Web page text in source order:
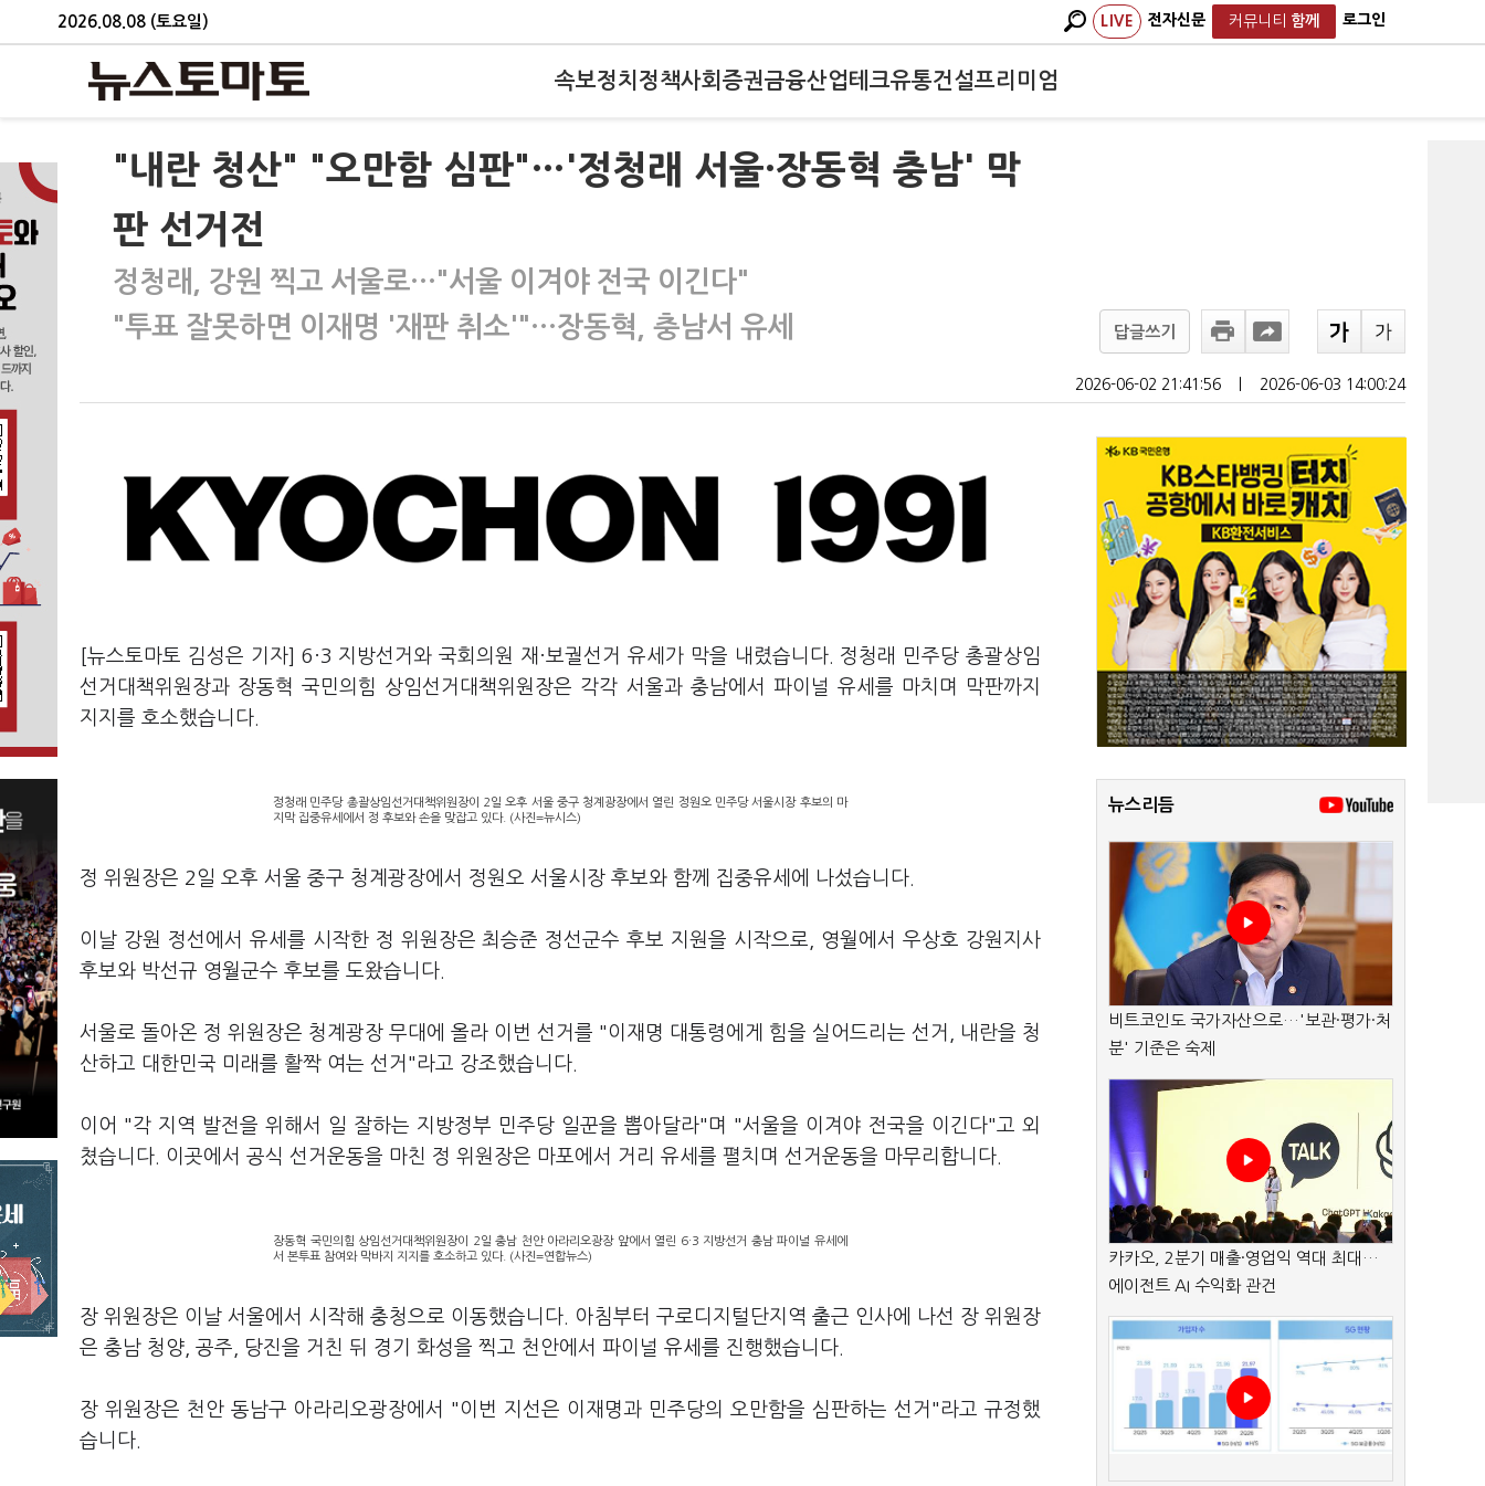
2026.08.08 (토요일) LIVE 전자신문 커뮤니티 함께 로그인
속보정치 정책사회 증권금융산업테크유통건설프리미엄
"내란 청산" "오만함 심판"…'정청래 서울·장동혁 충남' 막
판 선거전
정청래, 강원 찍고 서울로…"서울 이겨야 전국 이긴다"
"투표 잘못하면 이재명 '재판 취소'"…장동혁, 충남서 유세
답글쓰기
2026-06-02 21:41:56 2026-06-03 14:00:24
[뉴스토마토 김성은 기자] 6·3 지방선거와 국회의원 재·보궐선거 유세가 막을 내렸습니다. 정청래 민주당 총괄상임
선거대책위원장과 장동혁 국민의힘 상임선거대책위원장은 각각 서울과 충남에서 파이널 유세를 마치며 막판까지
지지를 호소했습니다.
정청래 민주당 총괄상임선거대책위원장이 2일 오후 서울 중구 청계광장에서 열린 정원오 민주당 서울시장 후보의 마
지막 집중유세에서 정 후보와 손을 맞잡고 있다. (사진=뉴시스)
정 위원장은 2일 오후 서울 중구 청계광장에서 정원오 서울시장 후보와 함께 집중유세에 나섰습니다.
이날 강원 정선에서 유세를 시작한 정 위원장은 최승준 정선군수 후보 지원을 시작으로, 영월에서 우상호 강원지사
후보와 박선규 영월군수 후보를 도왔습니다.
서울로 돌아온 정 위원장은 청계광장 무대에 올라 이번 선거를 "이재명 대통령에게 힘을 실어드리는 선거, 내란을 청
산하고 대한민국 미래를 활짝 여는 선거"라고 강조했습니다.
이어 "각 지역 발전을 위해서 일 잘하는 지방정부 민주당 일꾼을 뽑아달라"며 "서울을 이겨야 전국을 이긴다"고 외
쳤습니다. 이곳에서 공식 선거운동을 마친 정 위원장은 마포에서 거리 유세를 펼치며 선거운동을 마무리합니다.
장동혁 국민의힘 상임선거대책위원장이 2일 충남 천안 아라리오광장 앞에서 열린 6·3 지방선거 충남 파이널 유세에
서 본투표 참여와 막바지 지지를 호소하고 있다. (사진=연합뉴스)
장 위원장은 이날 서울에서 시작해 충청으로 이동했습니다. 아침부터 구로디지털단지역 출근 인사에 나선 장 위원장
은 충남 청양, 공주, 당진을 거친 뒤 경기 화성을 찍고 천안에서 파이널 유세를 진행했습니다.
장 위원장은 천안 동남구 아라리오광장에서 "이번 지선은 이재명과 민주당의 오만함을 심판하는 선거"라고 규정했
습니다.
뉴스리듬
비트코인도 국가자산으로…'보관·평가·처
분' 기준은 숙제
카카오, 2분기 매출·영업익 역대 최대…
에이전트 AI 수익화 관건